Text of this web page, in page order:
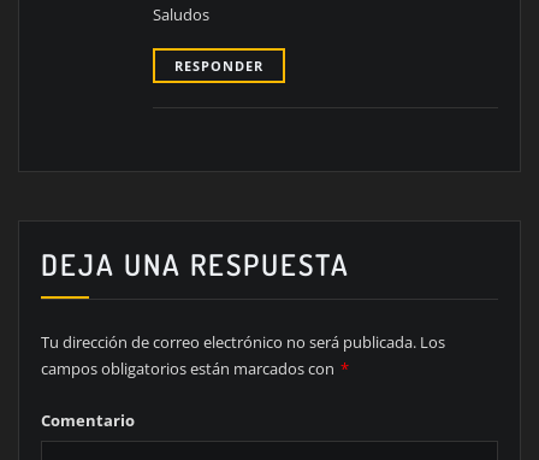
Saludos
RESPONDER
DEJA UNA RESPUESTA
Tu dirección de correo electrónico no será publicada. Los
campos obligatorios están marcados con *
Comentario